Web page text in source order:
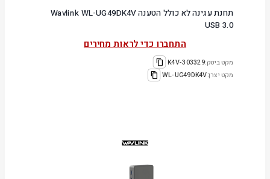
תחנת עגינה לא כולל הטענה Wavlink WL-UG49DK4V
USB 3.0
התחברו כדי לראות מחירים
מקט ביטק:303329-K4V
מקט יצרן:WL-UG49DK4V